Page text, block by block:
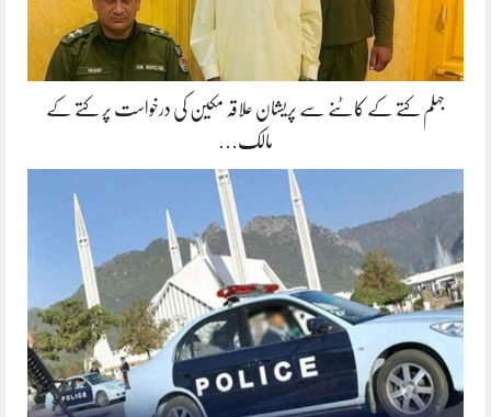
جہلم کتے کے کاٹنے سے پریشان علاقہ مکین کی درخواست پر کتے کے
مالک…